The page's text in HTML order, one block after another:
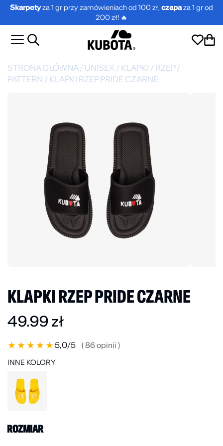
Skarpetyza 1 gr przy zamówieniach od 100 zł,czapaza 1 gr od
200 zł! 🔥
STRONA GŁÓWNA / UNISEX / KLAPKI / RZEP /
PATTERN / KLAPKI RZEP PRIDE CZARNE
KLAPKI RZEP PRIDE CZARNE
49.99zł
★★★★★5,0/5 ( 86 opinii )
INNE KOLORY
ROZMIAR